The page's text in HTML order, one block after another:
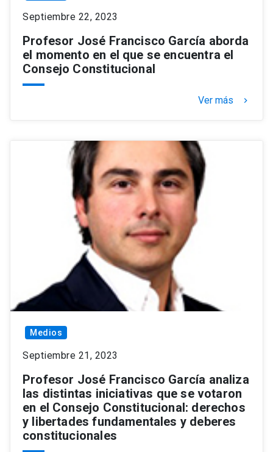
Septiembre 22, 2023
Profesor José Francisco García aborda
el momento en el que se encuentra el
Consejo Constitucional
Ver más keyboard_arrow_right
Medios
Septiembre 21, 2023
Profesor José Francisco García analiza
las distintas iniciativas que se votaron
en el Consejo Constitucional: derechos
y libertades fundamentales y deberes
constitucionales